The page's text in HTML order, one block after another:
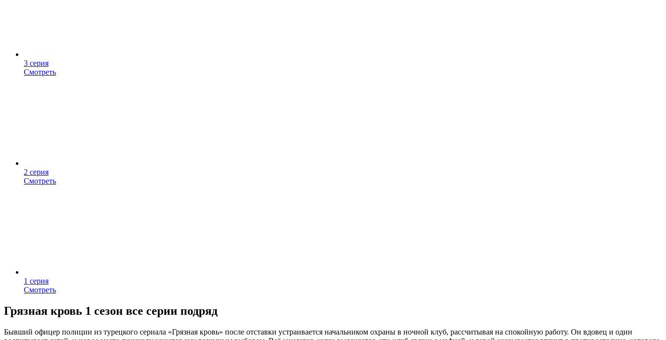
3 серия
Смотреть
2 серия
Смотреть
1 серия
Смотреть
Грязная кровь 1 сезон все серии подряд
Бывший офицер полиции из турецкого сериала «Грязная кровь» после отставки устраивается начальником охраны в ночной клуб, рассчитывая на спокойную работу. Он вдовец и один